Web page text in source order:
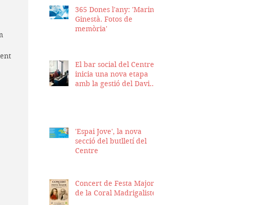
365 Dones l'any: 'Marina
Ginestà. Fotos de
memòria'
El bar social del Centre
inicia una nova etapa
amb la gestió del David
'Espai Jove', la nova
secció del butlletí del
Centre
Concert de Festa Major
de la Coral Madrigalistes